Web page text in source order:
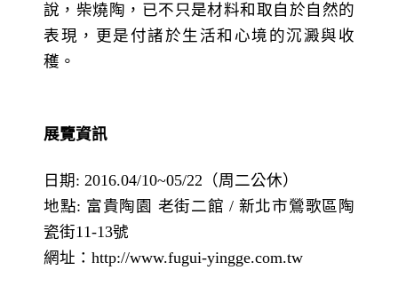
說，柴燒陶，已不只是材料和取自於自然的
表現，更是付諸於生活和心境的沉澱與收
穫。
展覽資訊
日期: 2016.04/10~05/22（周二公休）
地點: 富貴陶園 老街二館 / 新北市鶯歌區陶
瓷街11-13號
網址： http://www.fugui-yingge.com.tw